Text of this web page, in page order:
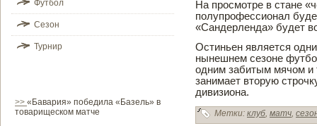
Футбол
Сезон
Турнир
>> «Бавария» победила «Базель» в
товарищеском матче
На просмотре в стане
полупрофессионал
«Санде­рленда» буде­т
Остиньен является
нынешнем сезоне
одним заби­тым мячом и
занимает вторую
дивизиона.
Метки: клуб, матч,